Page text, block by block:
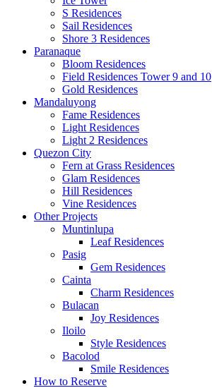
S Residences
Sail Residences
Shore 3 Residences
Paranaque
Bloom Residences
Field Residences Tower 9 and 10
Gold Residences
Mandaluyong
Fame Residences
Light Residences
Light 2 Residences
Quezon City
Fern at Grass Residences
Glam Residences
Hill Residences
Vine Residences
Other Projects
Muntinlupa
Leaf Residences
Pasig
Gem Residences
Cainta
Charm Residences
Bulacan
Joy Residences
Iloilo
Style Residences
Bacolod
Smile Residences
How to Reserve